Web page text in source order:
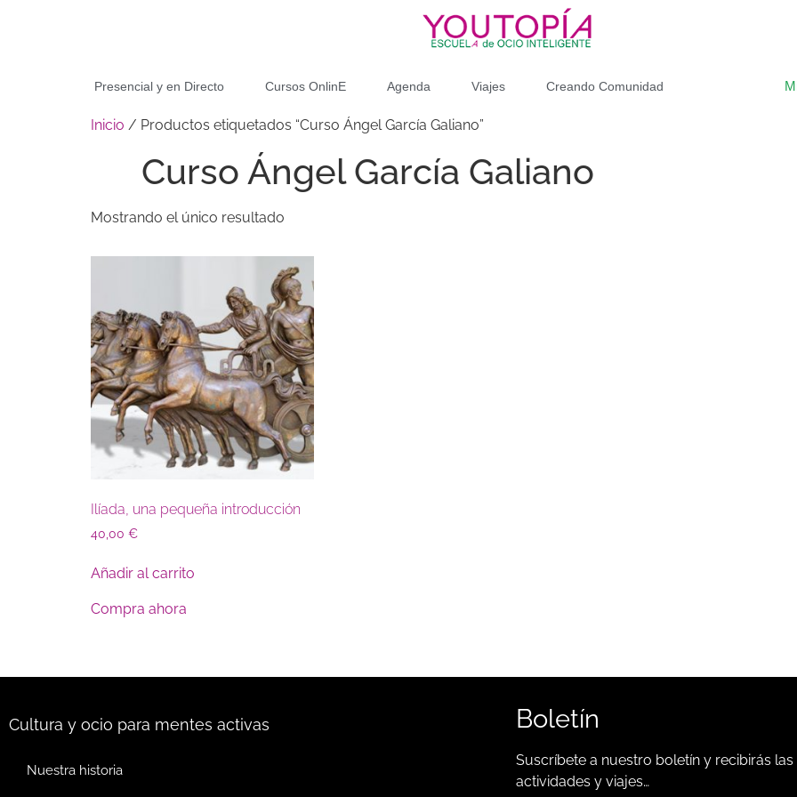
Presencial y en Directo Cursos OnlinE Agenda Viajes Creando Comunidad
Inicio / Productos etiquetados “Curso Ángel García Galiano”
Curso Ángel García Galiano
Mostrando el único resultado
Ilíada, una pequeña introducción
40,00 €
Añadir al carrito
Compra ahora
Cultura y ocio para mentes activas
Nuestra historia
Boletín
Suscríbete a nuestro boletín y recibirás
actividades y viajes…